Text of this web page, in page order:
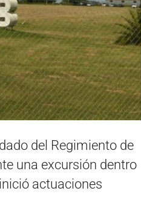
del Regimiento de
una excursión dentro
actuaciones